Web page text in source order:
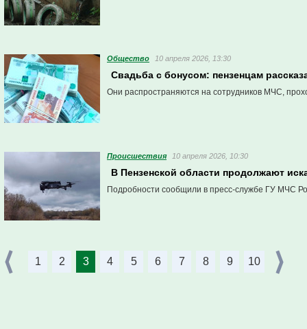
Общество 10 апреля 2026, 13:30
Свадьба с бонусом: пензенцам
Они распространяются на сотрудников МЧС,
Проиcшествия 10 апреля 2026, 10:30
В Пензенской области продолжают
Подробности сообщили в пресс-службе ГУ МЧС
1 2 3 4 5 6 7 8 9 10